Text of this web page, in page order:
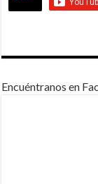
Encuéntranos en